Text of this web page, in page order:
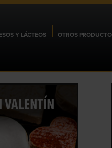
Y LÁCTEOS OTROS